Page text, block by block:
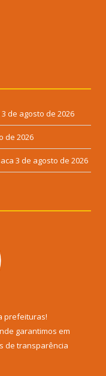
3 de agosto de 2026
de 2026
3 de agosto de 2026
prefeituras!
garantimos em
de transparência